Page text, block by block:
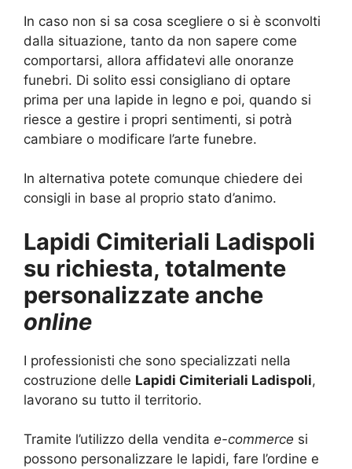
In caso non si sa cosa scegliere o si è sconvolti
dalla situazione, tanto da non sapere come
comportarsi, allora affidatevi alle onoranze
funebri. Di solito essi consigliano di optare
prima per una lapide in legno e poi, quando si
riesce a gestire i propri sentimenti, si potrà
cambiare o modificare l’arte funebre.
In alternativa potete comunque chiedere dei
consigli in base al proprio stato d’animo.
Lapidi Cimiteriali Ladispoli
su richiesta, totalmente
personalizzate anche
online
I professionisti che sono specializzati nella
costruzione delle Lapidi Cimiteriali Ladispoli,
lavorano su tutto il territorio.
Tramite l’utilizzo della vendita e-commerce si
possono personalizzare le lapidi, fare l’ordine e